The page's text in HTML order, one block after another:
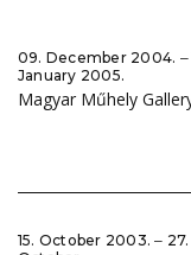
09. December 2004. ‒
January 2005.
Magyar Műhely
15. October 2003. ‒ 27.